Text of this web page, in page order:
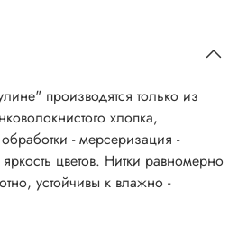
производятся только из
хлопка,
- мерсеризация -
цветов. Нитки равномерно
устойчивы к влажно -